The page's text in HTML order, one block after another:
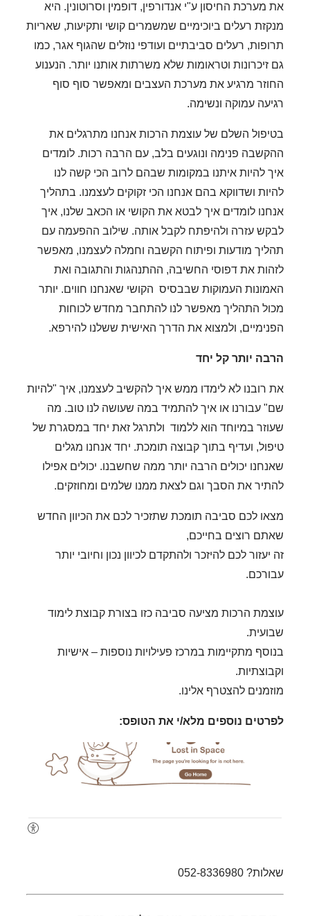
את מערכת החיסון ע"י אנדורפין, דופמין וסרוטונין. היא
מנקזת רעלים ביוכימיים שמשמרים קושי ותקיעות, שאריות
תרופות, רעלים סביבתיים ועודפי נוזלים שהגוף אגר, כמו
גם זיכרונות וטראומות שלא משרתות אותנו יותר. הנענוע
החוזר מרגיע את מערכת העצבים ומאפשר סוף סוף
רגיעה עמוקה ונשימה.
בטיפול השלם של עוצמת הרכות אנחנו מתרגלים את
ההקשבה פנימה ונוגעים בלב, עם הרבה רכות. לומדים
איך להיות איתנו במקומות שבהם לרוב הכי קשה לנו
להיות ושדווקא בהם אנחנו הכי זקוקים לעצמנו. בתהליך
אנחנו לומדים איך לבטא את הקושי או הכאב שלנו, איך
לבקש עזרה ולהיפתח לקבל אותה. שילוב ההפעמה עם
תהליך מודעות ופיתוח הקשבה וחמלה לעצמנו, מאפשר
לזהות את דפוסי החשיבה, ההתנהגות והתגובה ואת
האמונות העמוקות שבבסיס הקושי שאנחנו חווים. יותר
מכול התהליך מאפשר לנו להתחבר מחדש לכוחות
הפנימיים, ולמצוא את הדרך האישית ששלנו להירפא.
הרבה יותר קל יחד
את רובנו לא לימדו ממש איך להקשיב לעצמנו, איך "להיות
שם" עבורנו או איך להתמיד במה שעושה לנו טוב. מה
שעוזר במיוחד הוא ללמוד ולתרגל זאת יחד במסגרת של
טיפול, ועדיף בתוך קבוצה תומכת. יחד אנחנו מגלים
שאנחנו יכולים הרבה יותר ממה שחשבנו. יכולים אפילו
להתיר את הסבך וגם לצאת ממנו שלמים ומחוזקים.
מצאו לכם סביבה תומכת שתזכיר לכם את הכיוון החדש
שאתם רוצים בחייכם,
זה יעזור לכם להיזכר ולהתקדם לכיוון נכון וחיובי יותר
עבורכם.
עוצמת הרכות מציעה סביבה כזו בצורת קבוצת לימוד
שבועית.
בנוסף מתקיימות במרכז פעילויות נוספות – אישיות
וקבוצתיות.
מוזמנים להצטרף אלינו.
לפרטים נוספים מלא/י את הטופס:
שאלות? 052-8336980